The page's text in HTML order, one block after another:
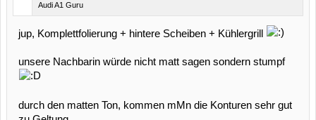
Audi A1 Guru
jup, Komplettfolierung + hintere Scheiben + Kühlergrill
unsere Nachbarin würde nicht matt sagen sondern stumpf
durch den matten Ton, kommen mMn die Konturen sehr gut